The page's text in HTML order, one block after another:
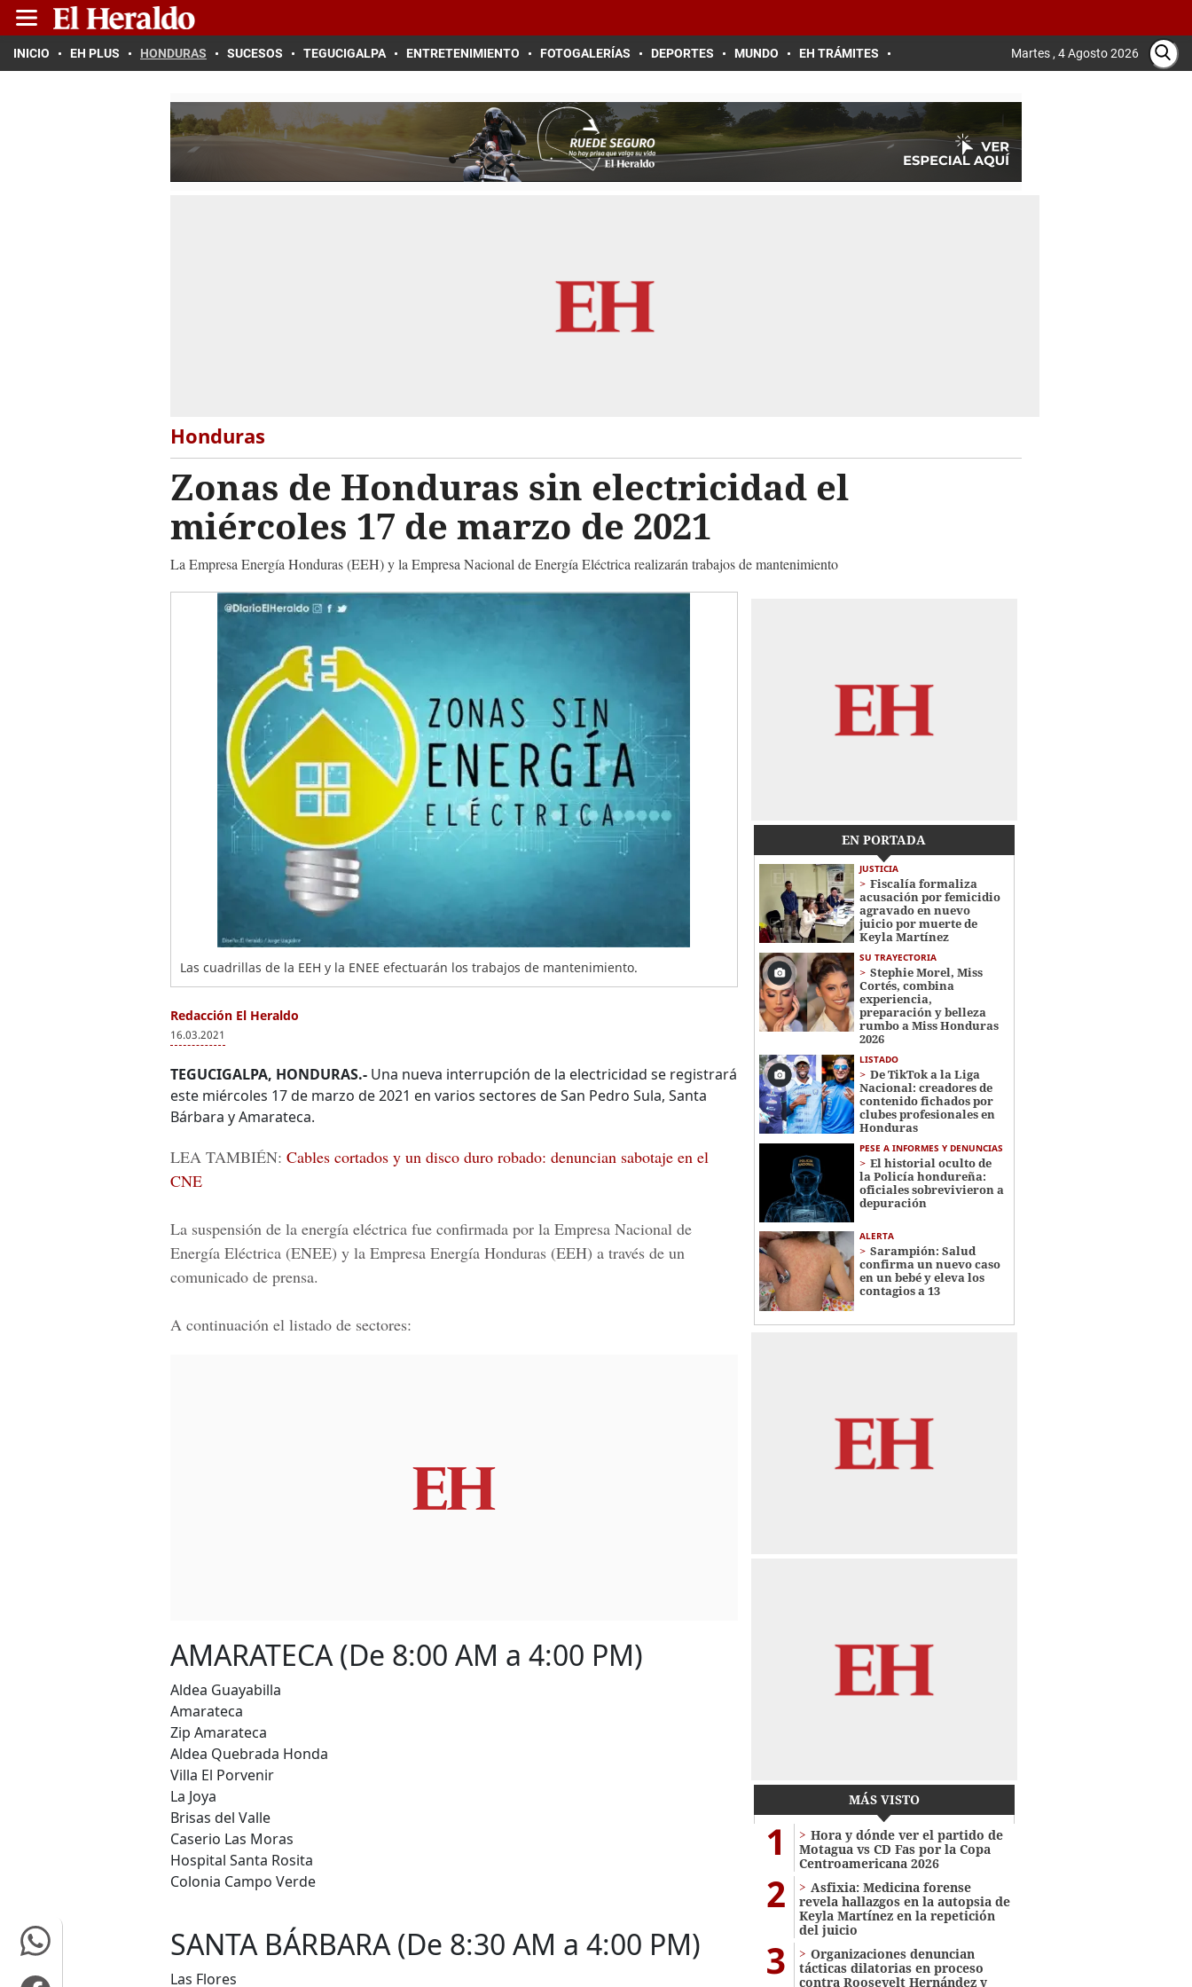
INICIO EH PLUS HONDURAS SUCESOS TEGUCIGALPA ENTRETENIMIENTO FOTOGALERÍAS DEPORTES MUNDO EH TRÁMITES Martes , 4 Agosto 2026
Honduras
Zonas de Honduras sin electricidad el
miércoles 17 de marzo de 2021
La Empresa Energía Honduras (EEH) y la Empresa Nacional de Energía Eléctrica realizarán trabajos de mantenimiento
Las cuadrillas de la EEH y la ENEE efectuarán los trabajos de mantenimiento.
Redacción El Heraldo
16.03.2021
TEGUCIGALPA, HONDURAS.- Una nueva interrupción de la electricidad se registrará
este miércoles 17 de marzo de 2021 en varios sectores de San Pedro Sula, Santa
Bárbara y Amarateca.
LEA TAMBIÉN: Cables cortados y un disco duro robado: denuncian sabotaje en el
CNE
La suspensión de la energía eléctrica fue confirmada por la Empresa Nacional de
Energía Eléctrica (ENEE) y la Empresa Energía Honduras (EEH) a través de un
comunicado de prensa.
A continuación el listado de sectores:
AMARATECA (De 8:00 AM a 4:00 PM)
Aldea Guayabilla
Amarateca
Zip Amarateca
Aldea Quebrada Honda
Villa El Porvenir
La Joya
Brisas del Valle
Caserio Las Moras
Hospital Santa Rosita
Colonia Campo Verde
SANTA BÁRBARA (De 8:30 AM a 4:00 PM)
Las Flores
EN PORTADA
JUSTICIA
Fiscalía formaliza
acusación por femicidio
agravado en nuevo
juicio por muerte de
Keyla Martínez
SU TRAYECTORIA
Stephie Morel, Miss
Cortés, combina
experiencia,
preparación y belleza
rumbo a Miss Honduras
2026
LISTADO
De TikTok a la Liga
Nacional: creadores de
contenido fichados por
clubes profesionales en
Honduras
PESE A INFORMES Y DENUNCIAS
El historial oculto de
la Policía hondureña:
oficiales sobrevivieron a
depuración
ALERTA
Sarampión: Salud
confirma un nuevo caso
en un bebé y eleva los
contagios a 13
MÁS VISTO
1
Hora y dónde ver el partido de
Motagua vs CD Fas por la Copa
Centroamericana 2026
2
Asfixia: Medicina forense
revela hallazgos en la autopsia de
Keyla Martínez en la repetición
del juicio
3
Organizaciones denuncian
tácticas dilatorias en proceso
contra Roosevelt Hernández y